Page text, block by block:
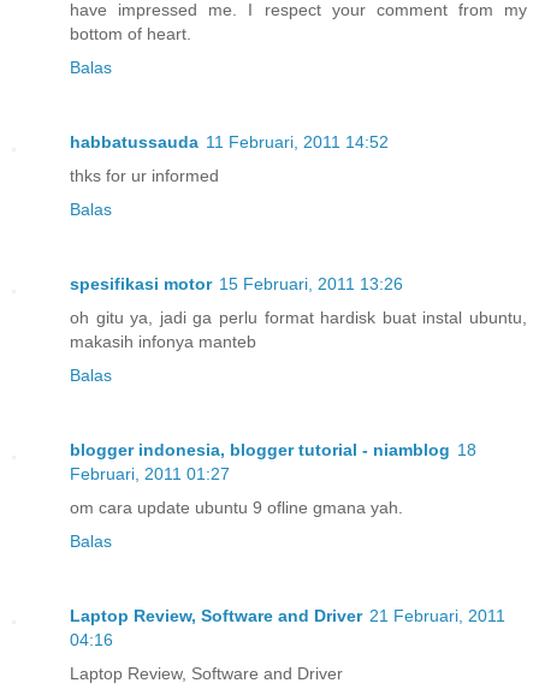
have impressed me. I respect your comment from my
bottom of heart.
Balas
habbatussauda 11 Februari, 2011 14:52
thks for ur informed
Balas
spesifikasi motor 15 Februari, 2011 13:26
oh gitu ya, jadi ga perlu format hardisk buat instal ubuntu,
makasih infonya manteb
Balas
blogger indonesia, blogger tutorial - niamblog 18
Februari, 2011 01:27
om cara update ubuntu 9 ofline gmana yah.
Balas
Laptop Review, Software and Driver 21 Februari, 2011
04:16
Laptop Review, Software and Driver